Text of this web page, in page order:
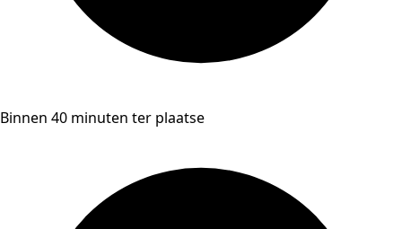
Binnen 40 minuten ter plaatse